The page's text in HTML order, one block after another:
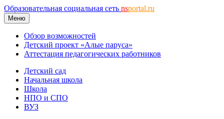
Образовательная социальная сеть nsportal.ru
Меню
Обзор возможностей
Детский проект «Алые паруса»
Аттестация педагогических работников
Детский сад
Начальная школа
Школа
НПО и СПО
ВУЗ